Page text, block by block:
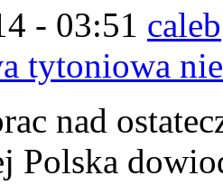
- 03:51 caleb
tytoniowa nie
nad
Polska